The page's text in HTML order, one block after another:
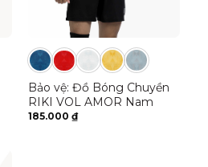
Bảo vệ: Đồ Bóng Chuyền
RIKI VOL AMOR Nam
185.000 ₫